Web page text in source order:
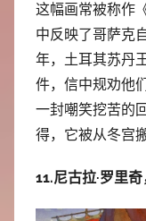
这幅画常被称作
中反映了哥萨克
年，土耳其苏丹
件，信中规劝他
一封嘲笑挖苦的
得，它被从冬宫
11.尼古拉·罗里